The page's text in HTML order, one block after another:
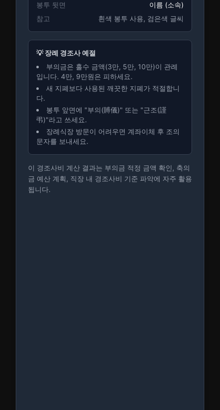
봉투 뒷면
이름 (소속)
참고
흰색 봉투 사용, 검은색 글씨
💡장례 경조사 예절
부의금은 홀수 금액(3만, 5만, 10만)이 관례
입니다. 4만, 9만원은 피하세요.
새 지폐보다 사용된 깨끗한 지폐가 적절합니
다.
봉투 앞면에 "부의(賻儀)" 또는 "근조(謹
弔)"라고 쓰세요.
장례식장 방문이 어려우면 계좌이체 후 조의
문자를 보내세요.
이 경조사비 계산 결과는 부의금 적정 금액 확인, 축의
금 예산 계획, 직장 내 경조사비 기준 파악에 자주 활용
됩니다.